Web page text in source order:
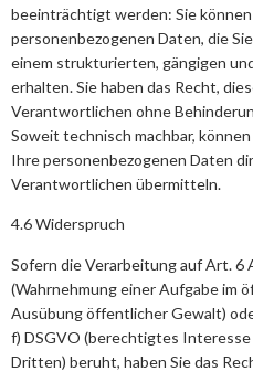
beeinträchtigt werden: Sie
personenbezogenen Daten, die
einem strukturierten, gängigen
erhalten. Sie haben das Recht,
Verantwortlichen ohne
Soweit technisch machbar,
Ihre personenbezogenen Daten
Verantwortlichen übermitteln.
4.6 Widerspruch
Sofern die Verarbeitung auf Art. 6
(Wahrnehmung einer Aufgabe im
Ausübung öffentlicher Gewalt)
f) DSGVO (berechtigtes
Dritten) beruht, haben Sie das